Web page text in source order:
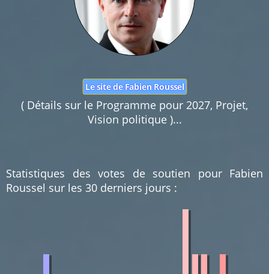
Le site de Fabien Roussel
( Détails sur le Programme pour 2027, Projet,
Vision politique )...
Statistiques des votes de soutien pour Fabien
Roussel sur les 30 derniers jours :